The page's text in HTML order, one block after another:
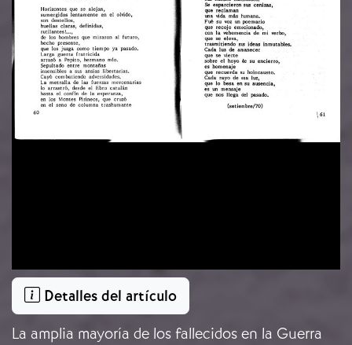
Detalles del artículo
La amplia mayoría de los fallecidos en la Guerra